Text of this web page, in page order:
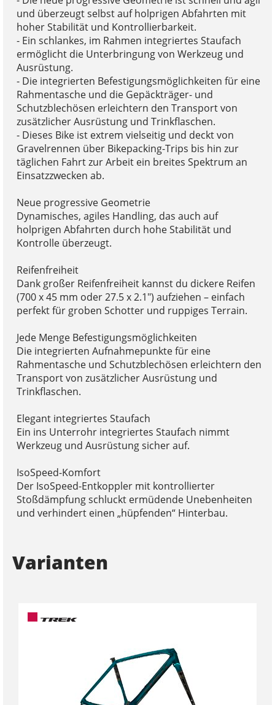
und überzeugt selbst auf holprigen Abfahrten mit
hoher Stabilität und Kontrollierbarkeit.
- Ein schlankes, im Rahmen integriertes Staufach
ermöglicht die Unterbringung von Werkzeug und
Ausrüstung.
- Die integrierten Befestigungsmöglichkeiten für eine
Rahmentasche und die Gepäckträger- und
Schutzblechösen erleichtern den Transport von
zusätzlicher Ausrüstung und Trinkflaschen.
- Dieses Bike ist extrem vielseitig und deckt von
Gravelrennen über Bikepacking-Trips bis hin zur
täglichen Fahrt zur Arbeit ein breites Spektrum an
Einsatzzwecken ab.
Neue progressive Geometrie
Dynamisches, agiles Handling, das auch auf
holprigen Abfahrten durch hohe Stabilität und
Kontrolle überzeugt.
Reifenfreiheit
Dank großer Reifenfreiheit kannst du dickere Reifen
(700 x 45 mm oder 27.5 x 2.1") aufziehen – einfach
perfekt für groben Schotter und ruppiges Terrain.
Jede Menge Befestigungsmöglichkeiten
Die integrierten Aufnahmepunkte für eine
Rahmentasche und Schutzblechösen erleichtern den
Transport von zusätzlicher Ausrüstung und
Trinkflaschen.
Elegant integriertes Staufach
Ein ins Unterrohr integriertes Staufach nimmt
Werkzeug und Ausrüstung sicher auf.
IsoSpeed-Komfort
Der IsoSpeed-Entkoppler mit kontrollierter
Stoßdämpfung schluckt ermüdende Unebenheiten
und verhindert einen „hüpfenden“ Hinterbau.
Varianten